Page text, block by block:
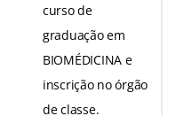
curso de
graduação em
BIOMÉDICINA e
inscrição no órgão
de classe.